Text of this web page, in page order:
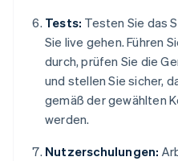
Tests: Testen Sie das
Sie live gehen. Führen
durch, prüfen Sie die
und stellen Sie sicher,
gemäß der gewählten
werden.
Nutzerschulungen: